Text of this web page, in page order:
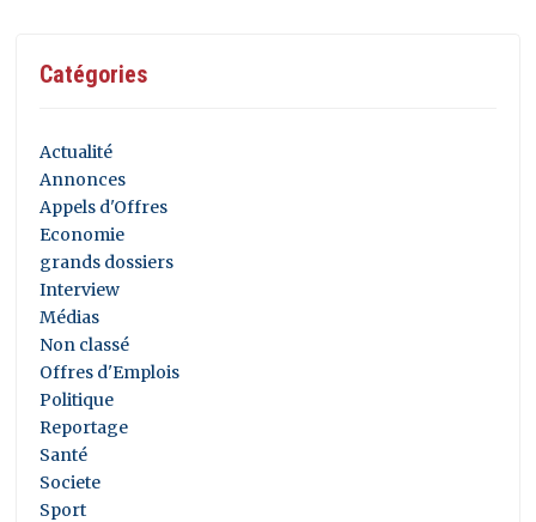
Catégories
Actualité
Annonces
Appels d'Offres
Economie
grands dossiers
Interview
Médias
Non classé
Offres d'Emplois
Politique
Reportage
Santé
Societe
Sport